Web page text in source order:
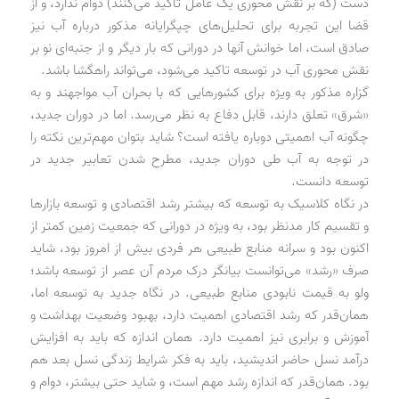
قضا این تجربه برای تحلیل‌های چپگرایانه مذکور درباره آب نیز
صادق است، اما خوانش آنها در دورانی که بار دیگر و از جنبه‌ای نو بر
نقش محوری آب در توسعه تاکید می‌شود، می‌تواند راهگشا باشد.
گزاره مذکور به ویژه برای کشورهایی که با بحران آب مواجهند و به
«شرق» تعلق دارند، قابل دفاع به نظر می‌رسد. اما در دوران جدید،
چگونه آب اهمیتی دوباره یافته است؟ شاید بتوان مهم‌ترین نکته را
در توجه به آب طی دوران جدید، مطرح شدن تعابیر جدید در
توسعه دانست.
در نگاه کلاسیک به توسعه که بیشتر رشد اقتصادی و توسعه بازارها
و تقسیم کار مدنظر بود، به ویژه در دورانی که جمعیت زمین کمتر از
اکنون بود و سرانه منابع طبیعی هر فردی بیش از امروز بود، شاید
صرف «رشد» می‌توانست بیانگر درک مردم آن عصر از توسعه باشد؛
ولو به قیمت نابودی منابع طبیعی. در نگاه جدید به توسعه اما،
همان‌قدر که رشد اقتصادی اهمیت دارد، بهبود وضعیت بهداشت و
آموزش و برابری نیز اهمیت دارد. همان اندازه که باید به افزایش
درآمد نسل حاضر اندیشید، باید به فکر شرایط زندگی نسل بعد هم
بود. همان‌قدر که اندازه رشد مهم است، و شاید حتی بیشتر، دوام و